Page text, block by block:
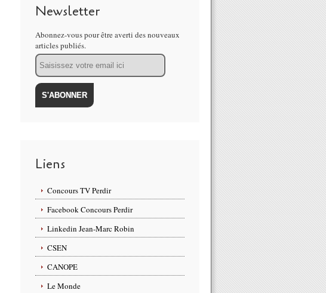
Newsletter
Abonnez-vous pour être averti des nouveaux
articles publiés.
Email
Liens
Concours TV Perdir
Facebook Concours Perdir
Linkedin Jean-Marc Robin
CSEN
CANOPE
Le Monde